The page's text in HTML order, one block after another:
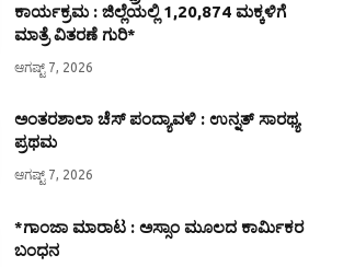
ಕಾರ್ಯಕ್ರಮ : ಜಿಲ್ಲೆಯಲ್ಲಿ 1,20,874 ಮಕ್ಕಳಿಗೆ
ಮಾತ್ರೆ ವಿತರಣೆ ಗುರಿ*
ಆಗಷ್ಟ್ 7, 2026
ಅಂತರಶಾಲಾ ಚೆಸ್ ಪಂದ್ಯಾವಳಿ : ಉನ್ನತ್ ಸಾರಥ್ಯ
ಪ್ರಥಮ
ಆಗಷ್ಟ್ 7, 2026
*ಗಾಂಜಾ ಮಾರಾಟ : ಅಸ್ಸಾಂ ಮೂಲದ ಕಾರ್ಮಿಕರ
ಬಂಧನ